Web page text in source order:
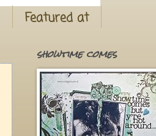
Featured at
showtime comes